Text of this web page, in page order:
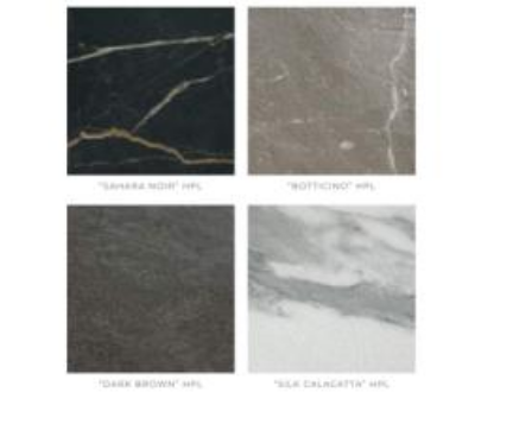
полную сохранность груза, соблюдение
температурного режима и защиту от
механических повреждений на всех этапах
маршрута.
Страхование груза Все международные
поставки застрахованы в соответствии с
международными стандартами. Клиенты могут
выбрать дополнительное страхование для
критичных партий товара.